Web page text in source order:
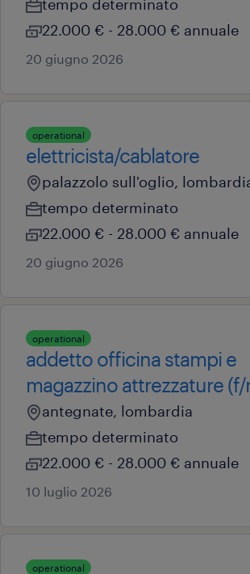
tempo determinato
22.000 € - 28.000 € annuale
20 giugno 2026
operational
elettricista/cablatore
palazzolo sull'oglio,
tempo determinato
22.000 € - 28.000 € annuale
20 giugno 2026
operational
addetto officina stampi e
magazzino attrezzature
antegnate, lombardia
tempo determinato
22.000 € - 28.000 € annuale
10 luglio 2026
operational